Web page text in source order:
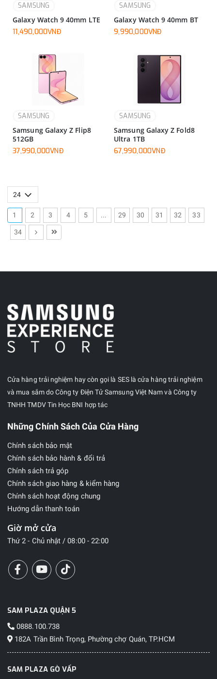
SAMSUNG
Galaxy Watch 9 40mm LTE
11,490,000VNĐ
SAMSUNG
Galaxy Watch 9 40mm BT
9,990,000VNĐ
SAMSUNG
Samsung Galaxy Z Flip8
512GB
37,990,000VNĐ
SAMSUNG
Samsung Galaxy Z Fold8
Ultra 1TB
67,990,000VNĐ
1 2 3 4 5 ... 29 30 31 32 33
34
Cửa hàng trải nghiệm hay còn gọi là SES là cửa hàng trải nghiệm
và mua sắm do Công ty Điện Tử Samsung Việt Nam và Công ty
TNHH TMDV Tin Học BNI hợp tác
Những Chính Sách Của Cửa Hàng
Chính sách bảo mật
Chính sách bảo hành & đổi trả
Chính sách trả góp
Chính sách giao hàng & kiểm hàng
Chính sách hoạt động chung
Hướng dẫn thanh toán
Giờ mở cửa
Thứ 2 - Chủ nhật / 08:00 - 22:00
SAM PLAZA QUẬN 5
0888.100.738
182A Trần Bình Trọng, Phường chợ Quán, TP.HCM
SAM PLAZA GÒ VẤP